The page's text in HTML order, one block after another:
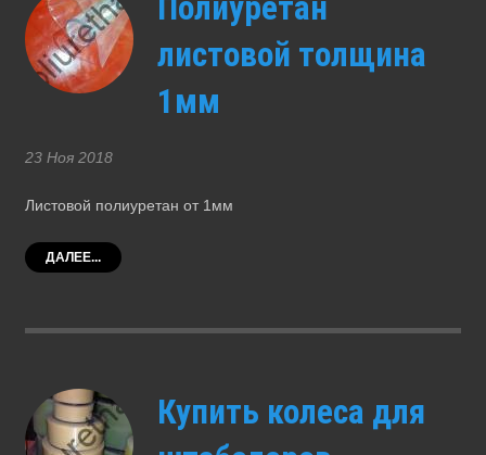
листовой толщина
1мм
23 Ноя 2018
Листовой полиуретан от 1мм
ДАЛЕЕ...
Купить колеса для